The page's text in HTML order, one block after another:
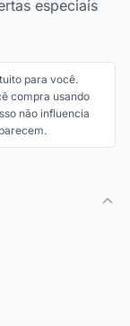
especiais
para você.
compra usando
não influencia